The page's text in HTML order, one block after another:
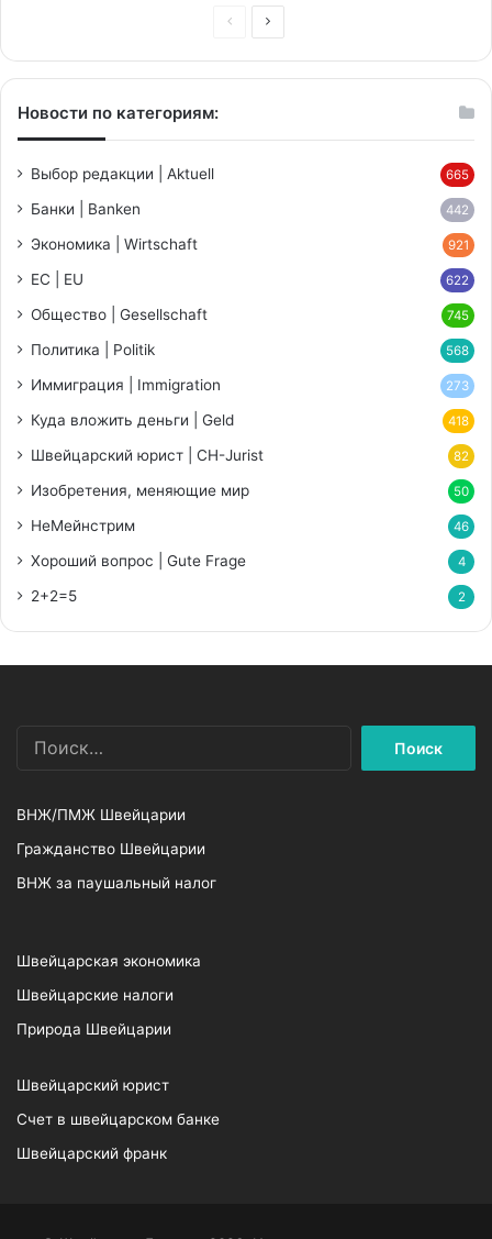
Предыдущая
Следующая
Новости по категориям:
Выбор редакции | Aktuell 665
Банки | Banken 442
Экономика | Wirtschaft 921
ЕС | EU 622
Общество | Gesellschaft 745
Политика | Politik 568
Иммиграция | Immigration 273
Куда вложить деньги | Geld 418
Швейцарский юрист | CH-Jurist 82
Изобретения, меняющие мир 50
НеМейнстрим 46
Хороший вопрос | Gute Frage 4
2+2=5 2
ВНЖ/ПМЖ Швейцарии
Гражданство Швейцарии
ВНЖ за паушальный налог
Швейцарская экономика
Швейцарские налоги
Природа Швейцарии
Швейцарский юрист
Счет в швейцарском банке
Швейцарский франк